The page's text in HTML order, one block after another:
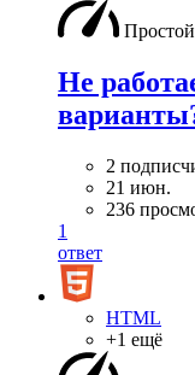
Простой
Не
2
21 июн.
236
1
ответ
HTML
+1 ещё